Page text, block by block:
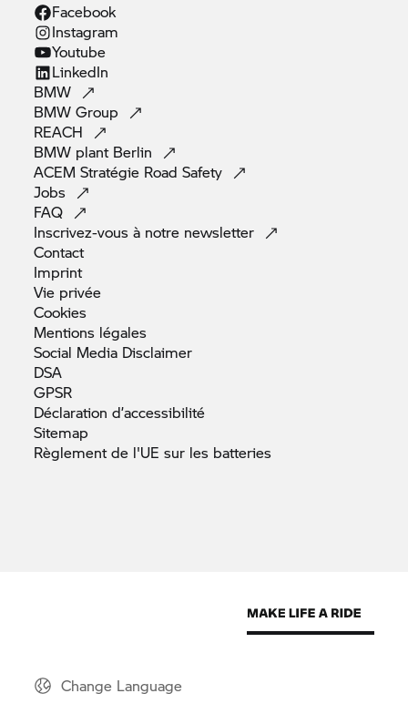
Facebook
Instagram
Youtube
LinkedIn
BMW
BMWGroup
REACH
BMW plant Berlin
ACEM Stratégie RoadSafety
Jobs
FAQ
Inscrivez-vous à notre newsletter
Contact
Imprint
Vie privée
Cookies
Mentions légales
Social Media Disclaimer
DSA
GPSR
Déclarationd’accessibilité
Sitemap
Règlement de l'UE sur les batteries
Change Language